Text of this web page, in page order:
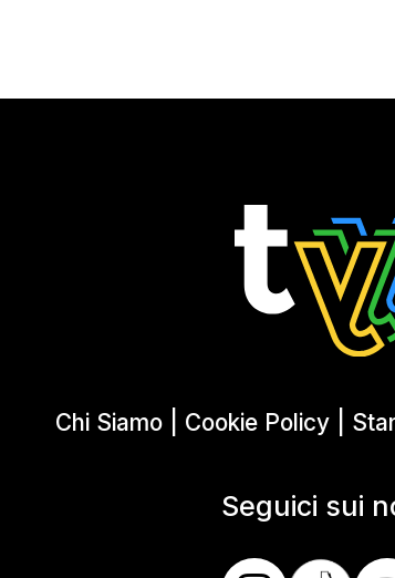
Chi Siamo| Cookie Policy|
Seguici sui